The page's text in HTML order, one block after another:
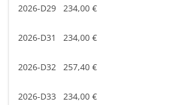
2026-D29 234,00 €
2026-D31 234,00 €
2026-D32 257,40 €
2026-D33 234,00 €